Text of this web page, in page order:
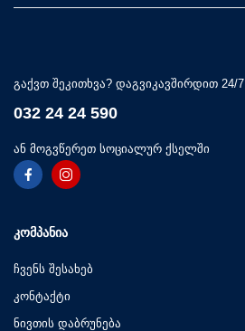
გაქვთ შეკითხვა? დაგვიკავშირდით 24/7
032 24 24 590
ან მოგვწერეთ სოციალურ ქსელში
ᲙᲝᲛᲞᲐᲜᲘᲐ
ჩვენს შესახებ
კონტაქტი
ნივთის დაბრუნება